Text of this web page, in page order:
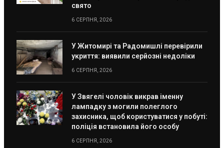
свято
6 СЕРПНЯ, 2026
У Житомирі та Радомишлі перевірили
укриття: виявили серйозні недоліки
6 СЕРПНЯ, 2026
У Звягелі чоловік викрав іменну
лампадку з могили полеглого
захисника, щоб користуватися у побуті:
поліція встановила його особу
6 СЕРПНЯ, 2026